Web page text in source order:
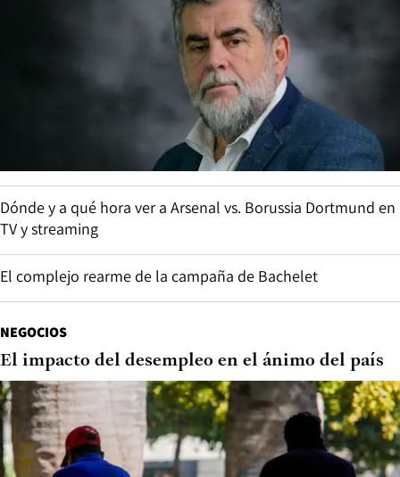
Dónde y a qué hora ver a Arsenal vs. Borussia Dortmund en
TV y streaming
El complejo rearme de la campaña de Bachelet
NEGOCIOS
El impacto del desempleo en el ánimo del país